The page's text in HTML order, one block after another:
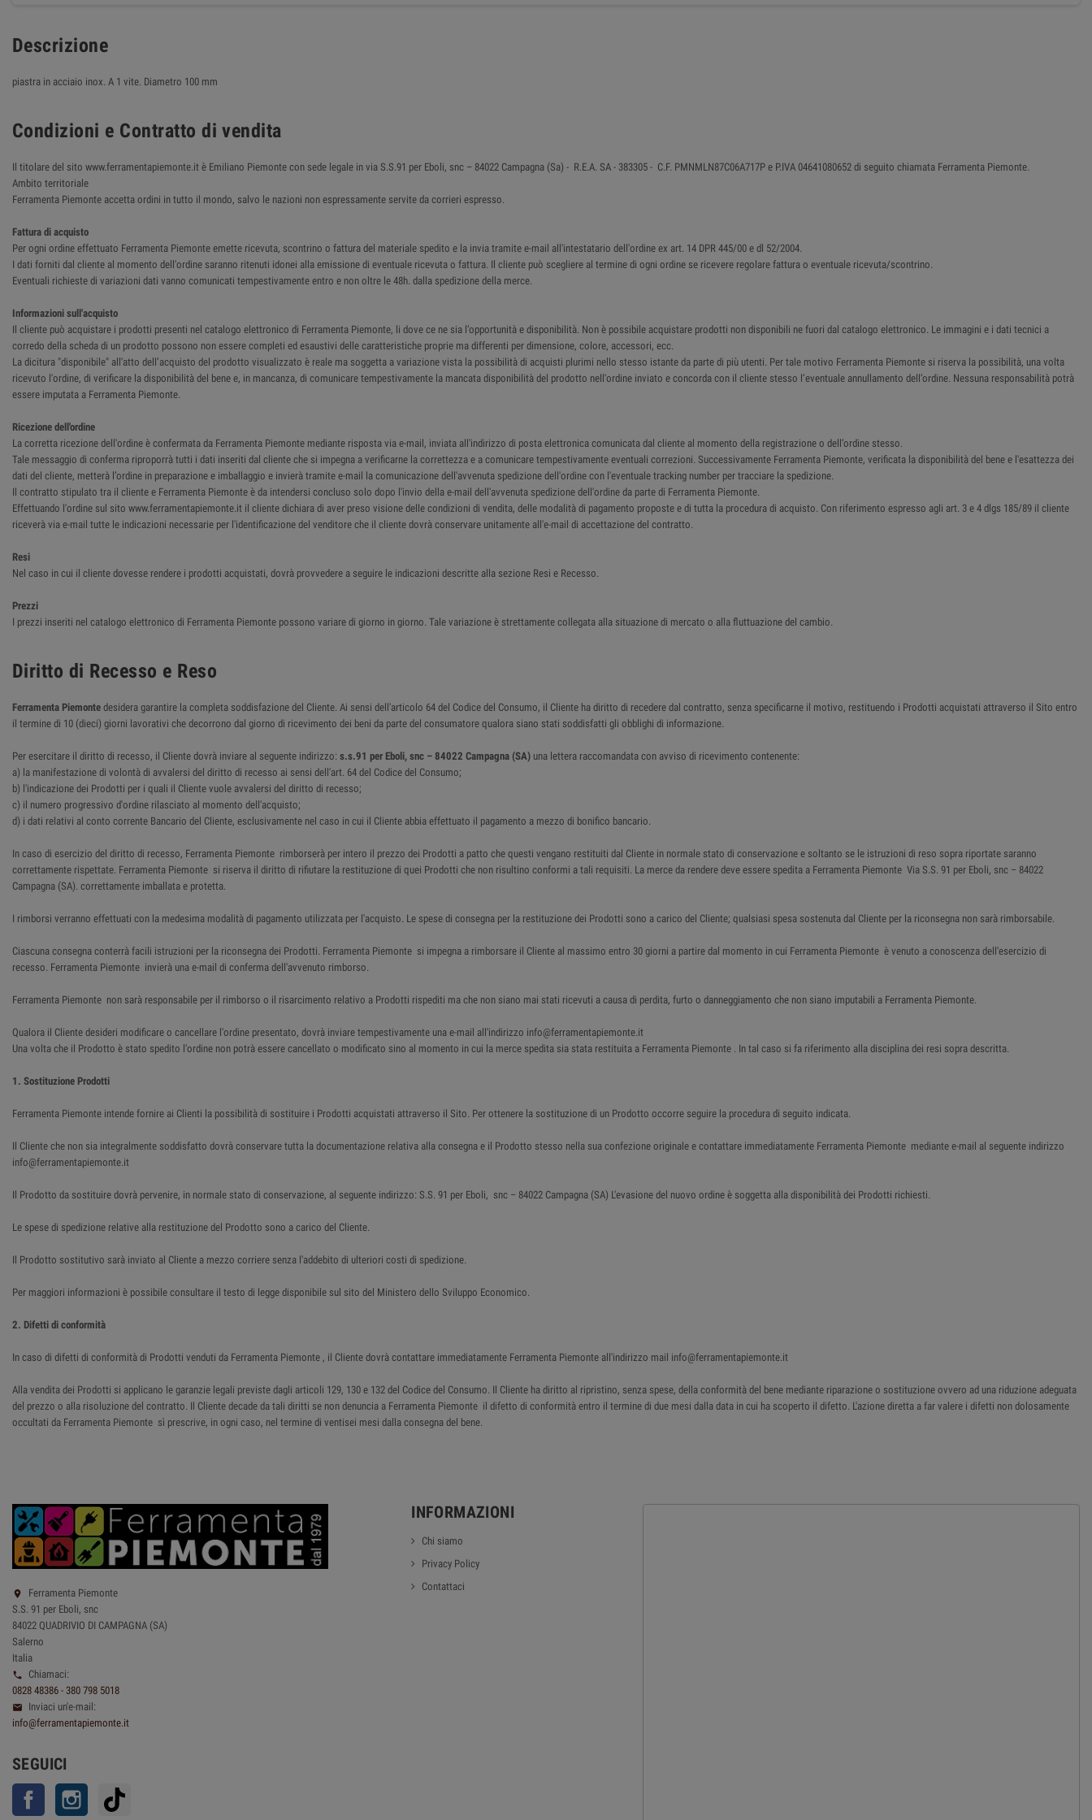
Descrizione
piastra in acciaio inox. A 1 vite. Diametro 100 mm
Condizioni e Contratto di vendita
Il titolare del sito www.ferramentapiemonte.it è Emiliano Piemonte con sede legale in via S.S.91 per Eboli, snc – 84022 Campagna (Sa) - R.E.A. SA - 383305 - C.F. PMNMLN87C06A717P e P.IVA 04641080652 di seguito chiamata Ferramenta Piemonte.
Ambito territoriale
Ferramenta Piemonte accetta ordini in tutto il mondo, salvo le nazioni non espressamente servite da corrieri espresso.
Fattura di acquisto
Per ogni ordine effettuato Ferramenta Piemonte emette ricevuta, scontrino o fattura del materiale spedito e la invia tramite e-mail all'intestatario dell'ordine ex art. 14 DPR 445/00 e dl 52/2004.
I dati forniti dal cliente al momento dell'ordine saranno ritenuti idonei alla emissione di eventuale ricevuta o fattura. Il cliente può scegliere al termine di ogni ordine se ricevere regolare fattura o eventuale ricevuta/scontrino.
Eventuali richieste di variazioni dati vanno comunicati tempestivamente entro e non oltre le 48h. dalla spedizione della merce.
Informazioni sull'acquisto
Il cliente può acquistare i prodotti presenti nel catalogo elettronico di Ferramenta Piemonte, li dove ce ne sia l’opportunità e disponibilità. Non è possibile acquistare prodotti non disponibili ne fuori dal catalogo elettronico. Le immagini e i dati tecnici a
corredo della scheda di un prodotto possono non essere completi ed esaustivi delle caratteristiche proprie ma differenti per dimensione, colore, accessori, ecc.
La dicitura "disponibile" all'atto dell’acquisto del prodotto visualizzato è reale ma soggetta a variazione vista la possibilità di acquisti plurimi nello stesso istante da parte di più utenti. Per tale motivo Ferramenta Piemonte si riserva la possibilità, una volta
ricevuto l'ordine, di verificare la disponibilità del bene e, in mancanza, di comunicare tempestivamente la mancata disponibilità del prodotto nell'ordine inviato e concorda con il cliente stesso l’eventuale annullamento dell’ordine. Nessuna responsabilità potrà
essere imputata a Ferramenta Piemonte.
Ricezione dell'ordine
La corretta ricezione dell'ordine è confermata da Ferramenta Piemonte mediante risposta via e-mail, inviata all'indirizzo di posta elettronica comunicata dal cliente al momento della registrazione o dell’ordine stesso.
Tale messaggio di conferma riproporrà tutti i dati inseriti dal cliente che si impegna a verificarne la correttezza e a comunicare tempestivamente eventuali correzioni. Successivamente Ferramenta Piemonte, verificata la disponibilità del bene e l'esattezza dei
dati del cliente, metterà l’ordine in preparazione e imballaggio e invierà tramite e-mail la comunicazione dell'avvenuta spedizione dell'ordine con l'eventuale tracking number per tracciare la spedizione.
Il contratto stipulato tra il cliente e Ferramenta Piemonte è da intendersi concluso solo dopo l'invio della e-mail dell'avvenuta spedizione dell'ordine da parte di Ferramenta Piemonte.
Effettuando l'ordine sul sito www.ferramentapiemonte.it il cliente dichiara di aver preso visione delle condizioni di vendita, delle modalità di pagamento proposte e di tutta la procedura di acquisto. Con riferimento espresso agli art. 3 e 4 dlgs 185/89 il cliente
riceverà via e-mail tutte le indicazioni necessarie per l'identificazione del venditore che il cliente dovrà conservare unitamente all'e-mail di accettazione del contratto.
Resi
Nel caso in cui il cliente dovesse rendere i prodotti acquistati, dovrà provvedere a seguire le indicazioni descritte alla sezione Resi e Recesso.
Prezzi
I prezzi inseriti nel catalogo elettronico di Ferramenta Piemonte possono variare di giorno in giorno. Tale variazione è strettamente collegata alla situazione di mercato o alla fluttuazione del cambio.
Diritto di Recesso e Reso
Ferramenta Piemonte desidera garantire la completa soddisfazione del Cliente. Ai sensi dell'articolo 64 del Codice del Consumo, il Cliente ha diritto di recedere dal contratto, senza specificarne il motivo, restituendo i Prodotti acquistati attraverso il Sito entro
il termine di 10 (dieci) giorni lavorativi che decorrono dal giorno di ricevimento dei beni da parte del consumatore qualora siano stati soddisfatti gli obblighi di informazione.
Per esercitare il diritto di recesso, il Cliente dovrà inviare al seguente indirizzo: s.s.91 per Eboli, snc – 84022 Campagna (SA) una lettera raccomandata con avviso di ricevimento contenente:
a) la manifestazione di volontà di avvalersi del diritto di recesso ai sensi dell'art. 64 del Codice del Consumo;
b) l'indicazione dei Prodotti per i quali il Cliente vuole avvalersi del diritto di recesso;
c) il numero progressivo d'ordine rilasciato al momento dell'acquisto;
d) i dati relativi al conto corrente Bancario del Cliente, esclusivamente nel caso in cui il Cliente abbia effettuato il pagamento a mezzo di bonifico bancario.
In caso di esercizio del diritto di recesso, Ferramenta Piemonte rimborserà per intero il prezzo dei Prodotti a patto che questi vengano restituiti dal Cliente in normale stato di conservazione e soltanto se le istruzioni di reso sopra riportate saranno
correttamente rispettate. Ferramenta Piemonte si riserva il diritto di rifiutare la restituzione di quei Prodotti che non risultino conformi a tali requisiti. La merce da rendere deve essere spedita a Ferramenta Piemonte Via S.S. 91 per Eboli, snc – 84022
Campagna (SA). correttamente imballata e protetta.
I rimborsi verranno effettuati con la medesima modalità di pagamento utilizzata per l'acquisto. Le spese di consegna per la restituzione dei Prodotti sono a carico del Cliente; qualsiasi spesa sostenuta dal Cliente per la riconsegna non sarà rimborsabile.
Ciascuna consegna conterrà facili istruzioni per la riconsegna dei Prodotti. Ferramenta Piemonte si impegna a rimborsare il Cliente al massimo entro 30 giorni a partire dal momento in cui Ferramenta Piemonte è venuto a conoscenza dell'esercizio di
recesso. Ferramenta Piemonte invierà una e-mail di conferma dell'avvenuto rimborso.
Ferramenta Piemonte non sarà responsabile per il rimborso o il risarcimento relativo a Prodotti rispediti ma che non siano mai stati ricevuti a causa di perdita, furto o danneggiamento che non siano imputabili a Ferramenta Piemonte.
Qualora il Cliente desideri modificare o cancellare l'ordine presentato, dovrà inviare tempestivamente una e-mail all'indirizzo info@ferramentapiemonte.it
Una volta che il Prodotto è stato spedito l'ordine non potrà essere cancellato o modificato sino al momento in cui la merce spedita sia stata restituita a Ferramenta Piemonte . In tal caso si fa riferimento alla disciplina dei resi sopra descritta.
1. Sostituzione Prodotti
Ferramenta Piemonte intende fornire ai Clienti la possibilità di sostituire i Prodotti acquistati attraverso il Sito. Per ottenere la sostituzione di un Prodotto occorre seguire la procedura di seguito indicata.
Il Cliente che non sia integralmente soddisfatto dovrà conservare tutta la documentazione relativa alla consegna e il Prodotto stesso nella sua confezione originale e contattare immediatamente Ferramenta Piemonte mediante e-mail al seguente indirizzo
info@ferramentapiemonte.it
Il Prodotto da sostituire dovrà pervenire, in normale stato di conservazione, al seguente indirizzo: S.S. 91 per Eboli, snc – 84022 Campagna (SA) L'evasione del nuovo ordine è soggetta alla disponibilità dei Prodotti richiesti.
Le spese di spedizione relative alla restituzione del Prodotto sono a carico del Cliente.
Il Prodotto sostitutivo sarà inviato al Cliente a mezzo corriere senza l'addebito di ulteriori costi di spedizione.
Per maggiori informazioni è possibile consultare il testo di legge disponibile sul sito del Ministero dello Sviluppo Economico.
2. Difetti di conformità
In caso di difetti di conformità di Prodotti venduti da Ferramenta Piemonte , il Cliente dovrà contattare immediatamente Ferramenta Piemonte all'indirizzo mail info@ferramentapiemonte.it
Alla vendita dei Prodotti si applicano le garanzie legali previste dagli articoli 129, 130 e 132 del Codice del Consumo. Il Cliente ha diritto al ripristino, senza spese, della conformità del bene mediante riparazione o sostituzione ovvero ad una riduzione adeguata
del prezzo o alla risoluzione del contratto. Il Cliente decade da tali diritti se non denuncia a Ferramenta Piemonte il difetto di conformità entro il termine di due mesi dalla data in cui ha scoperto il difetto. L'azione diretta a far valere i difetti non dolosamente
occultati da Ferramenta Piemonte sì prescrive, in ogni caso, nel termine di ventisei mesi dalla consegna del bene.

Ferramenta Piemonte
S.S. 91 per Eboli, snc
84022 QUADRIVIO DI CAMPAGNA (SA)
Salerno
Italia

Chiamaci:
0828 48386 - 380 798 5018

Inviaci un'e-mail:
info@ferramentapiemonte.it
SEGUICI
Facebook Instagram
INFORMAZIONI
Chi siamo
Privacy Policy
Contattaci